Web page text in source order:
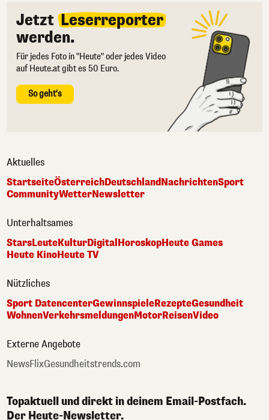
Jetzt Leserreporter
werden.
Für jedes Foto in "Heute" oder jedes Video
auf Heute.at gibt es 50 Euro.
So geht's
Aktuelles
StartseiteÖsterreichDeutschlandNachrichtenSport
CommunityWetterNewsletter
Unterhaltsames
StarsLeuteKulturDigital HoroskopHeute Games
Heute KinoHeute TV
Nützliches
Sport DatencenterGewinnspieleRezepteGesundheit
WohnenVerkehrsmeldungenMotorReisenVideo
Externe Angebote
NewsFlixGesundheitstrends.com
Topaktuell und direkt in deinem Email-Postfach.
Der Heute-Newsletter.